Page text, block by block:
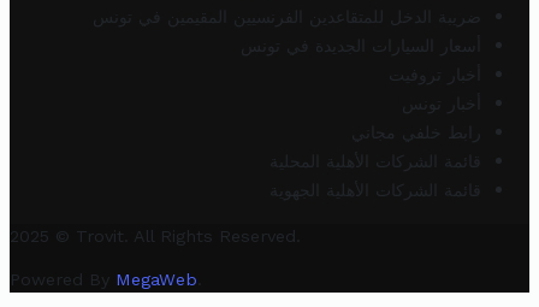
ضريبة الدخل للمتقاعدين الفرنسيين المقيمين في تونس
أسعار السيارات الجديدة في تونس
أخبار تروفيت
أخبار تونس
رابط خلفي مجاني
قائمة الشركات الأهلية المحلية
قائمة الشركات الأهلية الجهوية
2025 © Trovit. All Rights Reserved.
Powered By MegaWeb